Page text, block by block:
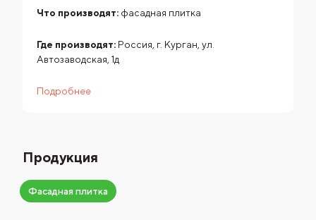
Что производят: фасадная плитка
Где производят: Россия, г. Курган, ул.
Автозаводская, 1д
Подробнее
Продукция
Фасадная плитка